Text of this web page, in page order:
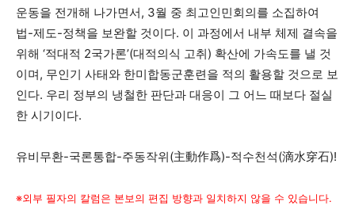
운동을 전개해 나가면서, 3월 중 최고인민회의를 소집하여
법-제도-정책을 보완할 것이다. 이 과정에서 내부 체제 결속을
위해 ‘적대적 2국가론’(대적의식 고취) 확산에 가속도를 낼 것
이며, 무인기 사태와 한미합동군훈련을 적의 활용할 것으로 보
인다. 우리 정부의 냉철한 판단과 대응이 그 어느 때보다 절실
한 시기이다.
유비무환-국론통합-주동작위(主動作爲)-적수천석(滴水穿石)!
※외부 필자의 칼럼은 본보의 편집 방향과 일치하지 않을 수 있습니다.